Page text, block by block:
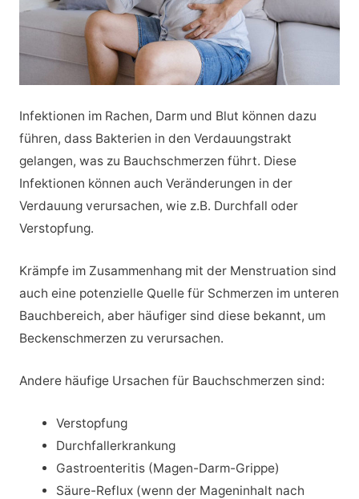
Infektionen im Rachen, Darm und Blut können dazu
führen, dass Bakterien in den Verdauungstrakt
gelangen, was zu Bauchschmerzen führt. Diese
Infektionen können auch Veränderungen in der
Verdauung verursachen, wie z.B. Durchfall oder
Verstopfung.
Krämpfe im Zusammenhang mit der Menstruation sind
auch eine potenzielle Quelle für Schmerzen im unteren
Bauchbereich, aber häufiger sind diese bekannt, um
Beckenschmerzen zu verursachen.
Andere häufige Ursachen für Bauchschmerzen sind:
Verstopfung
Durchfallerkrankung
Gastroenteritis (Magen-Darm-Grippe)
Säure-Reflux (wenn der Mageninhalt nach